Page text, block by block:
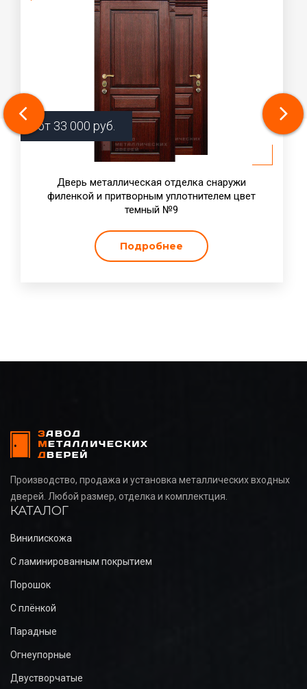
от 33 000 руб.
Дверь металлическая отделка снаружи
филенкой и притворным уплотнителем цвет
темный №9
Подробнее
Производство, продажа и установка металлических входных
дверей. Любой размер, отделка и комплектция.
КАТАЛОГ
Винилискожа
С ламинированным покрытием
Порошок
С плёнкой
Парадные
Огнеупорные
Двустворчатые